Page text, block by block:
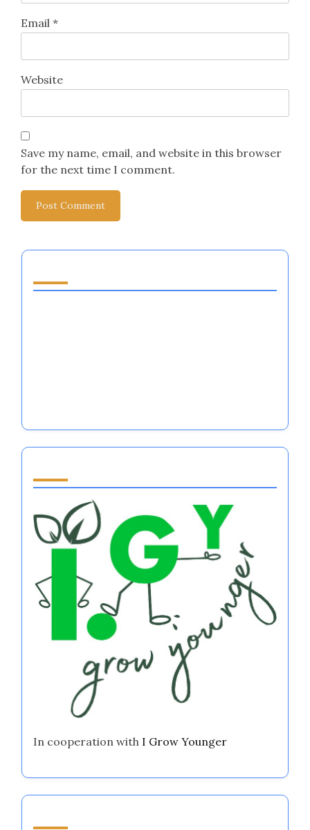
Email *
Website
Save my name, email, and website in this browser
for the next time I comment.
In cooperation with I Grow Younger